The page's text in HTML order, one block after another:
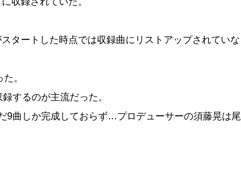
タートした時点では収録曲にリストアップされていな
。
するのが主流だった。
9曲しか完成しておらず…プロデューサーの須藤晃は尾